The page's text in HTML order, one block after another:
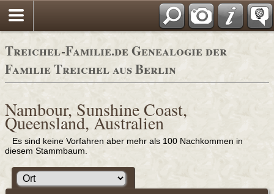
Adressbücher
Treichel-Familie.de Genealogie der
Familie Treichel aus Berlin
Nambour, Sunshine Coast,
Queensland, Australien
Es sind keine Vorfahren aber mehr als 100 Nachkommen in
diesem Stammbaum.